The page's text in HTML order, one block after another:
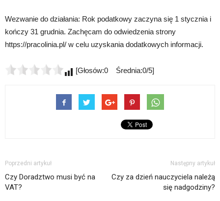
Wezwanie do działania: Rok podatkowy zaczyna się 1 stycznia i
kończy 31 grudnia. Zachęcam do odwiedzenia strony
https://pracolinia.pl/ w celu uzyskania dodatkowych informacji.
[Głosów:0 Średnia:0/5]
Poprzedni artykuł
Czy Doradztwo musi być na
VAT?
Następny artykuł
Czy za dzień nauczyciela należą
się nadgodziny?